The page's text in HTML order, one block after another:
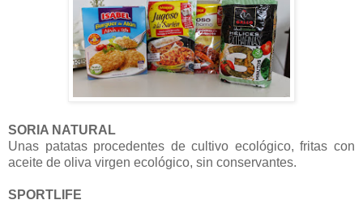
SORIA NATURAL
Unas patatas procedentes de cultivo ecológico, fritas con
aceite de oliva virgen ecológico, sin conservantes.
SPORTLIFE